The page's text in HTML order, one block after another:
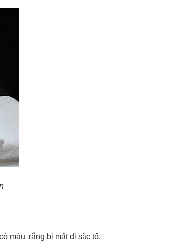
màu trắng bị mất đi sắc tố.